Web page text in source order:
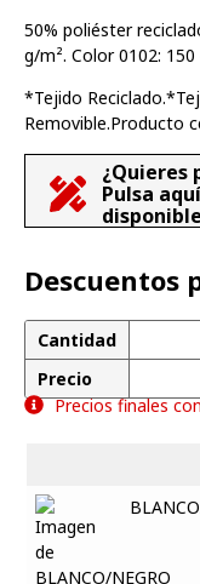
50% poliéster
g/m². Color 0102: 150
*Tejido
Removible.Producto
¿Quieres
Pulsa
Descuentos
Cantidad
Precio
Precios finales